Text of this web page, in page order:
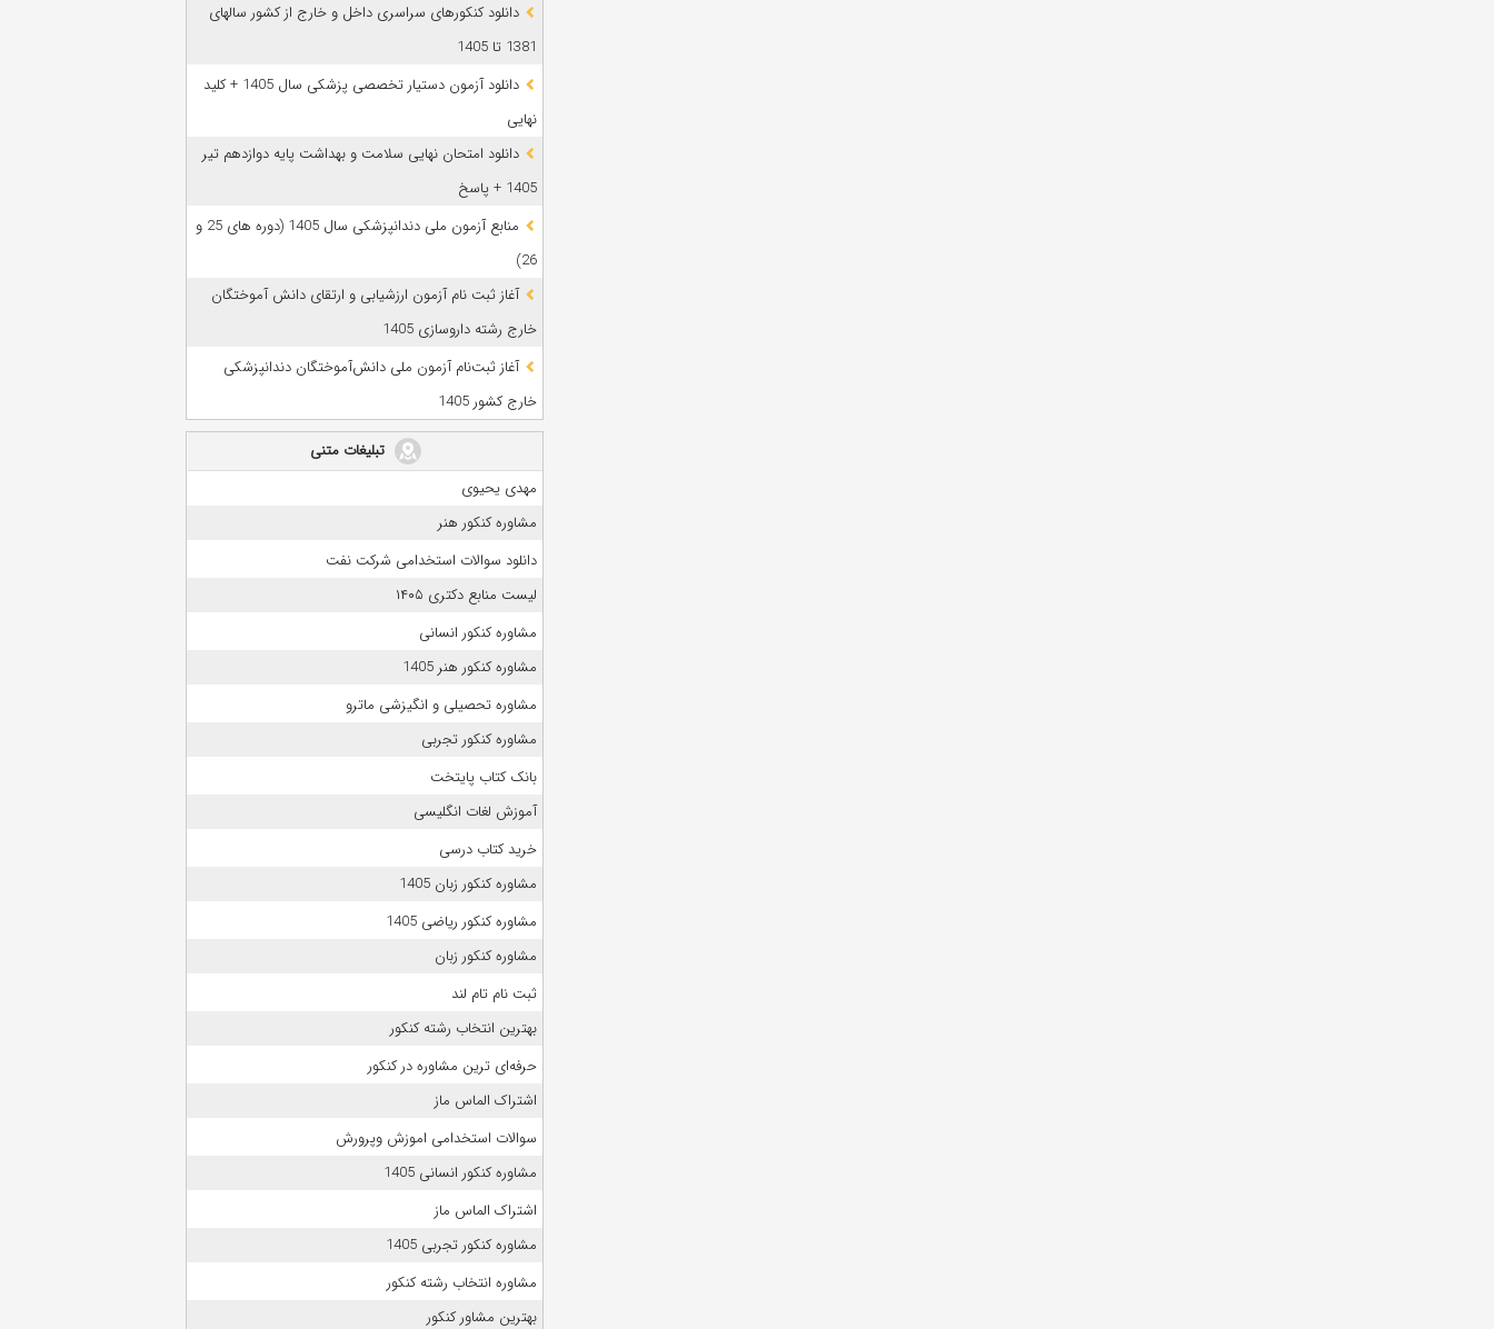
دانلود کنکورهای سراسری داخل و خارج از کشور سالهای
1381 تا 1405
دانلود آزمون دستیار تخصصی پزشکی سال 1405 + کلید
نهایی
دانلود امتحان نهایی سلامت و بهداشت پایه دوازدهم تیر
1405 + پاسخ
ﻣﻨﺎﺑﻊ آزﻣﻮن ﻣﻠﯽ دندانپزشکی سال 1405 (دوره های 25 و
26)
آغاز ثبت نام آزمون‌ ارزشیابی و ارتقای دانش آموختگان
خارج رشته داروسازی 1405
آغاز ثبت‌نام آزمون ملی دانش‌آموختگان دندانپزشکی
خارج کشور 1405
تبلیغات متنی
مهدی یحیوی
مشاوره کنکور هنر
دانلود سوالات استخدامی شرکت نفت
لیست منابع دکتری ۱۴۰۵
مشاوره کنکور انسانی
مشاوره کنکور هنر 1405
مشاوره تحصیلی و انگیزشی ماترو
مشاوره کنکور تجربی
بانک کتاب پایتخت
آموزش لغات انگلیسی
خرید کتاب درسی
مشاوره کنکور زبان 1405
مشاوره کنکور ریاضی 1405
مشاوره کنکور زبان
ثبت نام تام لند
بهترین انتخاب رشته کنکور
حرفه‌ای ترین مشاوره در کنکور
اشتراک الماس ماز
سوالات استخدامی اموزش وپرورش
مشاوره کنکور انسانی 1405
اشتراک الماس ماز
مشاوره کنکور تجربی 1405
مشاوره انتخاب رشته کنکور
بهترین مشاور کنکور